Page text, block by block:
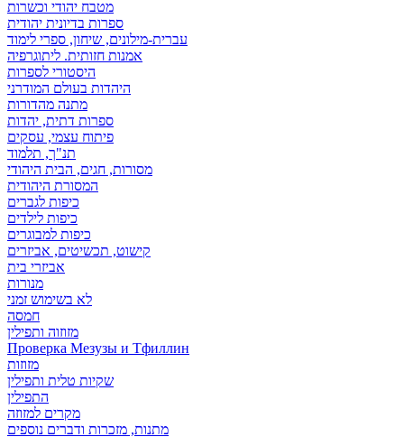
מטבח יהודי וכשרות
ספרות בדיונית יהודית
עברית-מילונים, שיחון, ספרי לימוד
אמנות חזותית. ליתוגרפיה
היסטורי לספרות
היהדות בעולם המודרני
מתנה מהדורות
ספרות דתית, יהדות
פיתוח עצמי, עסקים
תנ"ך, תלמוד
מסורות, חגים, הבית היהודי
המסורת היהודית
כיפות לגברים
כיפות לילדים
כיפות למבוגרים
קישוט, תכשיטים, אביזרים
אביזרי בית
מנורות
לא בשימוש זמני
חמסה
מזוזוה ותפילין
Проверка Мезузы и Тфиллин
מזוזות
שקיות טלית ותפילין
התפילין
מקרים למזוזה
מתנות, מזכרות ודברים נוספים